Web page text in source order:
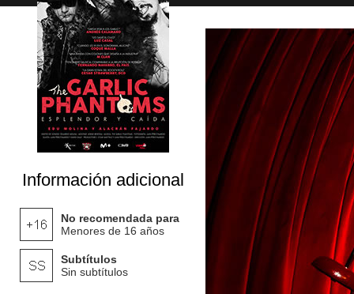
Información adicional
No recomendada para
Menores de 16 años
Subtítulos
Sin subtítulos